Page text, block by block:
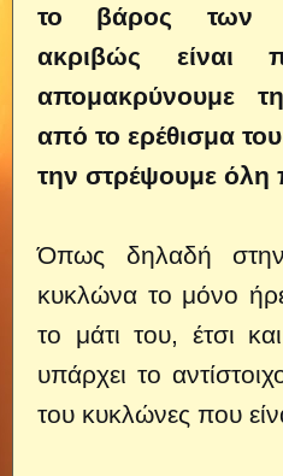
το βάρος των
ακριβώς είναι
απομακρύνουμε
από το ερέθισμα
την στρέψουμε όλη
Όπως δηλαδή
κυκλώνα το μόνο
το μάτι του, έτσι
υπάρχει το
του κυκλώνες που